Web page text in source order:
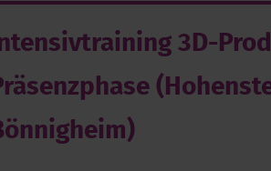
3D-